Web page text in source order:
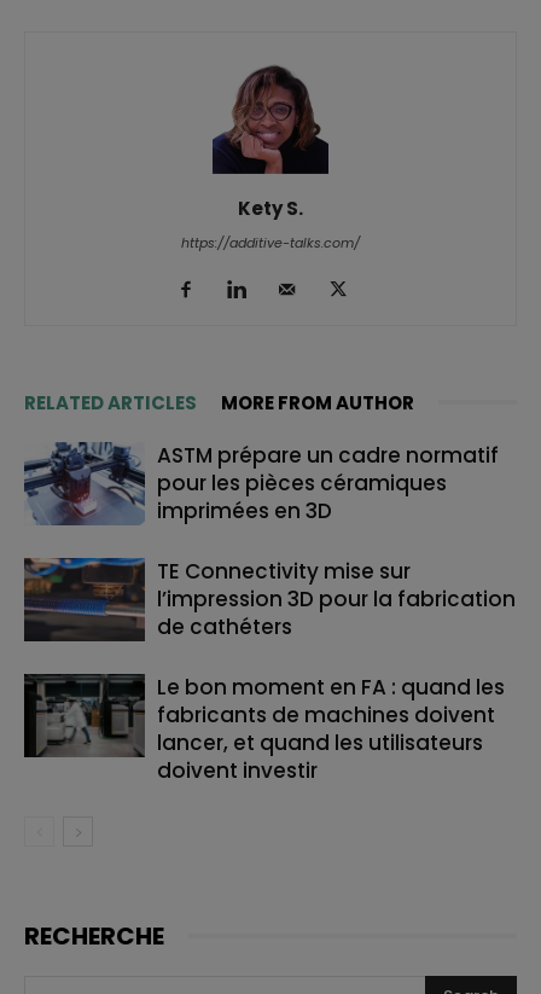
Kety S.
https://additive-talks.com/
RELATED ARTICLES MORE FROM AUTHOR
ASTM prépare un cadre normatif
pour les pièces céramiques
imprimées en 3D
TE Connectivity mise sur
l’impression 3D pour la fabrication
de cathéters
Le bon moment en FA : quand les
fabricants de machines doivent
lancer, et quand les utilisateurs
doivent investir
RECHERCHE